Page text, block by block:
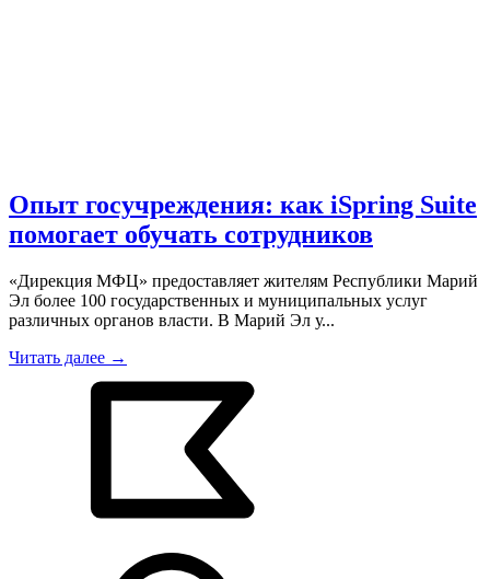
Опыт госучреждения: как iSpring Suite
помогает обучать сотрудников
«Дирекция МФЦ» предоставляет жителям Республики Марий
Эл более 100 государственных и муниципальных услуг
различных органов власти. В Марий Эл у...
Читать далее →